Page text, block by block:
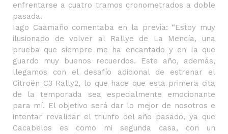
enfrentarse a cuatro tramos cronometrados a doble
pasada.
Iago Caamaño comentaba en la previa: “Estoy muy
ilusionado de volver al Rallye de La Mencía, una
prueba que siempre me ha encantado y en la que
guardo muy buenos recuerdos. Este año, además,
llegamos con el desafío adicional de estrenar el
Citroën C3 Rally2, lo que hace que esta primera cita
de la temporada sea especialmente emocionante
para mí. El objetivo será dar lo mejor de nosotros e
intentar revalidar el triunfo del año pasado, ya que
Cacabelos es como mi segunda casa, con un